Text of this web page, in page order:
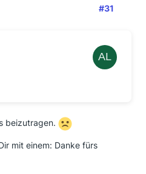
#31
beizutragen.
mit einem: Danke fürs